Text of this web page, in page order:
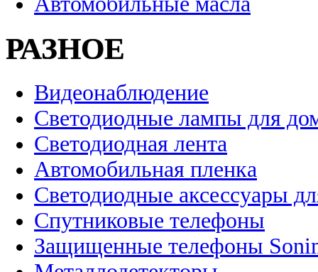
РАЗНОЕ
Видеонаблюдение
Светодиодные лампы для
Светодиодная лента
Автомобильная пленка
Светодиодные аксессуары
Спутниковые телефоны
Защищенные телефоны